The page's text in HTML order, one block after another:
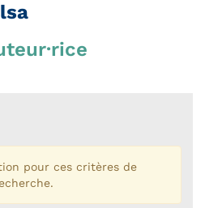
pour ces critères de